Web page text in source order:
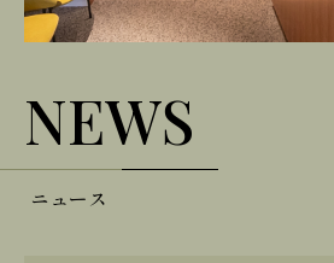
バーチャルオフィス
セットアップオフィス
NEWS
ニュース